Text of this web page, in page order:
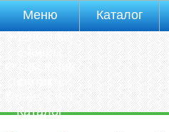
Меню
Каталог
Каталог